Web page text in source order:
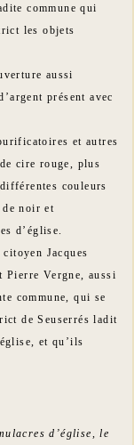
commune qui
les objets
aussi
présent avec
et autres
cire rouge, plus
couleurs
noir et
d’église.
Jacques
Pierre Vergne, aussi
commune, qui se
de Seuserrés ladit
et qu’ils
d’église, le